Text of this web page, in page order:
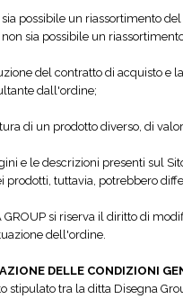
possibile un riassortimento
sia possibile un
del contratto di acquisto e
dall'ordine;
di un prodotto diverso, di
e le descrizioni presenti sul
prodotti, tuttavia, potrebbero
GROUP si riserva il diritto di
dell'ordine.
DELLE CONDIZIONI
stipulato tra la ditta Disegna